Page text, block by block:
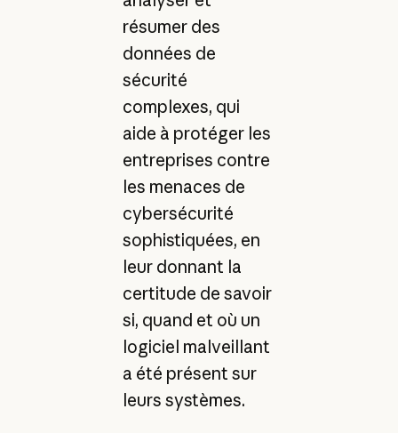
résumer des
données de
sécurité
complexes, qui
aide à protéger les
entreprises contre
les menaces de
cybersécurité
sophistiquées, en
leur donnant la
certitude de savoir
si, quand et où un
logiciel malveillant
a été présent sur
leurs systèmes.